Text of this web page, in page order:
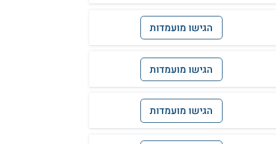
הגישו מועמדות
הגישו מועמדות
הגישו מועמדות